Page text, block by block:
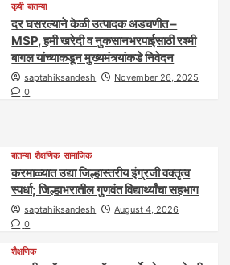
कृषी बातम्या
दर घसरल्याने केळी उत्पादक अडचणीत –
MSP, हमी खरेदी व नुकसानभरपाईसाठी रश्मी
बागल यांच्याकडून मुख्यमंत्र्यांकडे निवेदन
saptahiksandesh
November 26, 2025
0
बातम्या शैक्षणिक सामाजिक
करमाळ्यात उद्या जिल्हास्तरीय इंग्रजी वक्तृत्व
स्पर्धा; जिल्हाभरातील गुणवंत विद्यार्थ्यांचा सहभाग
saptahiksandesh
August 4, 2026
0
शैक्षणिक